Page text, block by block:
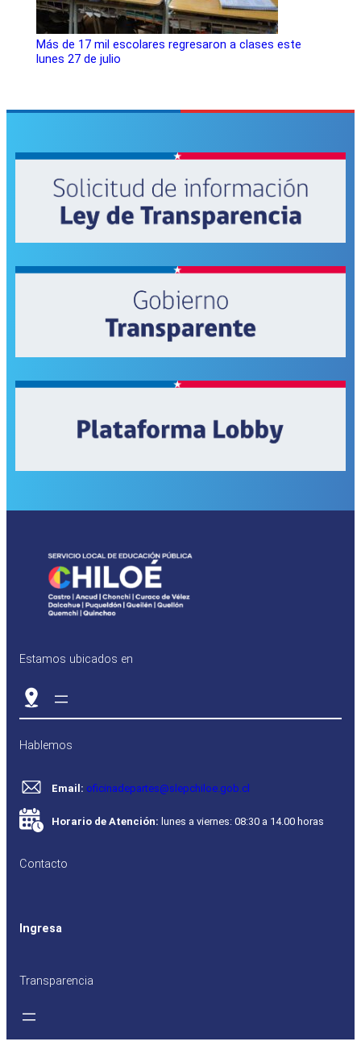
Más de 17 mil escolares regresaron a clases este
lunes 27 de julio
Estamos ubicados en
Hablemos
Email: oficinadepartes@slepchiloe.gob.cl
Horario de Atención: lunes a viernes: 08:30 a 14.00 horas
Contacto
Ingresa
Transparencia